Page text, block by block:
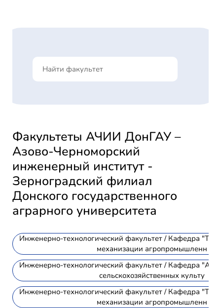
Факультеты АЧИИ ДонГАУ –
Азово-Черноморский
инженерный институт -
Зерноградский филиал
Донского государственного
аграрного университета
Инженерно-технологический факультет / Кафедра
механизации агропромышленн
Инженерно-технологический факультет / Кафедра
сельскохозяйственных культу
Инженерно-технологический факультет / Кафедра
механизации агропромышленн